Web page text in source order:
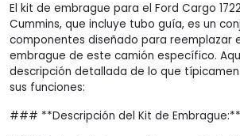
El kit de embrague para el Ford Cargo
Cummins, que incluye tubo guía, es un
componentes diseñado para reemplazar
embrague de este camión específico.
descripción detallada de lo que
sus funciones:
### **Descripción del Kit de Embrague:**